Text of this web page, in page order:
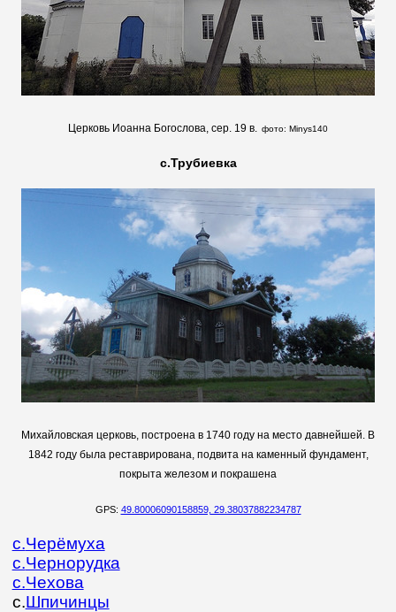
Церковь Иоанна Богослова, сер. 19 в. фото: Minys140
с.Трубиевка
Михайловская церковь, построена в 1740 году на место давнейшей. В
1842 году была реставрирована, подвита на каменный фундамент,
покрыта железом и покрашена
GPS: 49.80006090158859, 29.38037882234787
с.Черёмуха
с.Чернорудка
с.Чехова
с.Шпичинцы